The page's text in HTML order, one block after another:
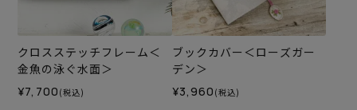
クロスステッチフレーム＜
金魚の泳ぐ水面＞
¥7,700 (税込)
ブックカバー＜ローズガー
デン＞
¥3,960 (税込)